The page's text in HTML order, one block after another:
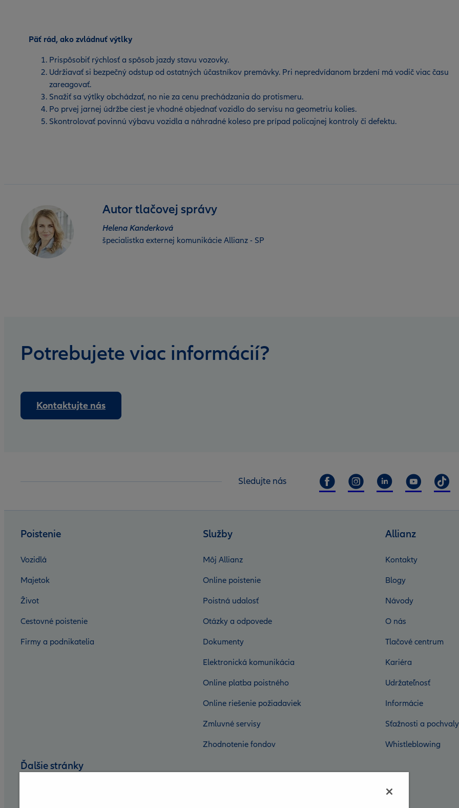
Päť rád, ako zvládnuť výtlky
Prispôsobiť rýchlosť a spôsob jazdy stavu vozovky.
Udržiavať si bezpečný odstup od ostatných účastníkov premávky. Pri nepredvídanom brzdení má vodič viac času
zareagovať.
Snažiť sa výtlky obchádzať, no nie za cenu prechádzania do protismeru.
Po prvej jarnej údržbe ciest je vhodné objednať vozidlo do servisu na geometriu kolies.
Skontrolovať povinnú výbavu vozidla a náhradné koleso pre prípad policajnej kontroly či defektu.
Autor tlačovej správy
Helena Kanderková
špecialistka externej komunikácie Allianz - SP
Potrebujete viac informácií?
Kontaktujte nás
Sledujte nás
Poistenie
Vozidlá
Majetok
Život
Cestovné poistenie
Firmy a podnikatelia
Služby
Môj Allianz
Online poistenie
Poistná udalosť
Otázky a odpovede
Dokumenty
Elektronická komunikácia
Online platba poistného
Online riešenie požiadaviek
Zmluvné servisy
Zhodnotenie fondov
Allianz
Kontakty
Blogy
Návody
O nás
Tlačové centrum
Kariéra
Udržateľnosť
Informácie
Sťažnosti a pochvaly
Whistleblowing
Ďalšie stránky